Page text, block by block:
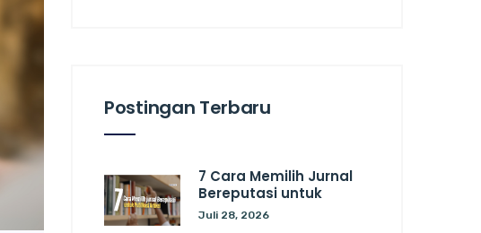
Postingan Terbaru
7 Cara Memilih Jurnal
Bereputasi untuk
Juli 28, 2026